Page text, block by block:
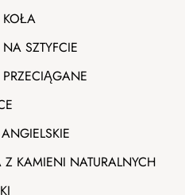
KOŁA
SZTYFCIE
Z KAMIENI NATURALNYCH